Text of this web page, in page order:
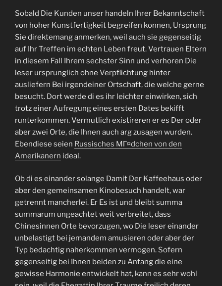
Sobald Die Kunden unser handeln Ihrer Bekanntschaft
von hoher Kunstfertigkeit begreifen konnen, Ursprung
Sie direktemang anmerken, weil auch sie gegenseitig
auf Ihr Treffen im echten Leben freut. Vertrauen Eltern
in diesem Fall Ihrem sechster Sinn und verhoren Die
leser ursprunglich ohne Verpflichtung hinter
ausliefern Bei irgendeiner Ortschaft, die welche gerne
besucht. Dort werde di es ihr leichter einwirken, sich
trotz einer Aufregung eines ersten Dates bekifft
runterkommen. Vermutlich existireren er es Der oder
aber zwei Orte, die Ihnen auch arg zusagen wurden.
Ebendiese seien Russisches MГ¤dchen von den
Amerikanern ideal.
Ob di es einander solange Damit Der Kaffeehaus oder
aber den gemeinsamen Kinobesuch handelt, war
getrennt mancherlei. Er Es ist und bleibt summa
summarum ungeachtet weit verbreitet, dass
Chinesinnen Orte bevorzugen, wo Die leser einander
unbelastigt bei jemandem amusieren oder aber der
Typ bedachtig naherkommen vermogen. Sofern
gegenseitig bei Ihnen beiden zu Anfang die eine
gewisse Harmonie entwickelt hat, kann es sehr wohl